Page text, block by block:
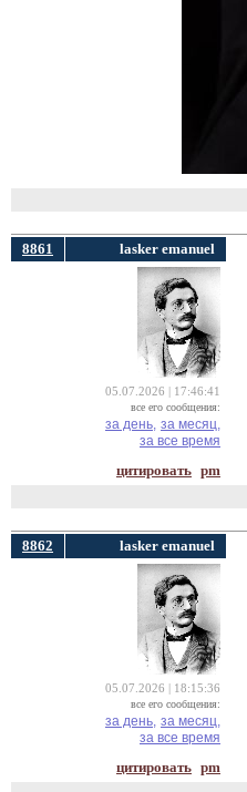
8861 lasker emanuel
05.07.2026 | 17:46:41
все его сообщения:
за день, за месяц,
за все время
цитировать pm
8862 lasker emanuel
05.07.2026 | 18:15:36
все его сообщения:
за день, за месяц,
за все время
цитировать pm